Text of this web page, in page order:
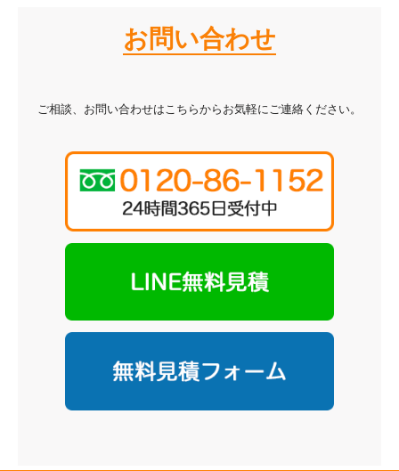
お問い合わせ
ご相談、お問い合わせはこちらからお気軽にご連絡ください。